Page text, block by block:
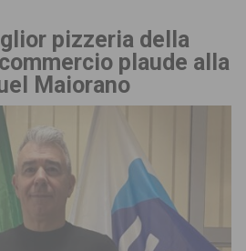
pizzeria della
plaude alla
Maiorano